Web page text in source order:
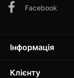
Facebook
Інформація
Клієнту